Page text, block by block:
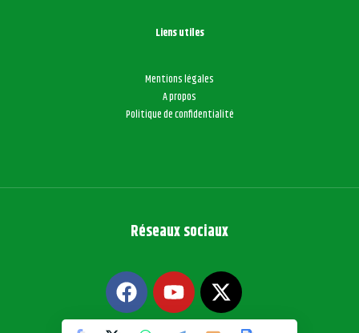
Réseaux sociaux
Liens utiles
Mentions légales
A propos
Politique de confidentialité